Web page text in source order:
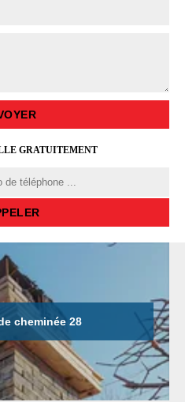
GRATUITEMENT
cheminée 28